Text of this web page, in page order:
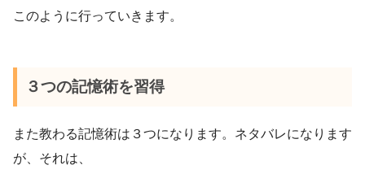
このように行っていきます。
３つの記憶術を習得
また教わる記憶術は３つになります。ネタバレになります
が、それは、